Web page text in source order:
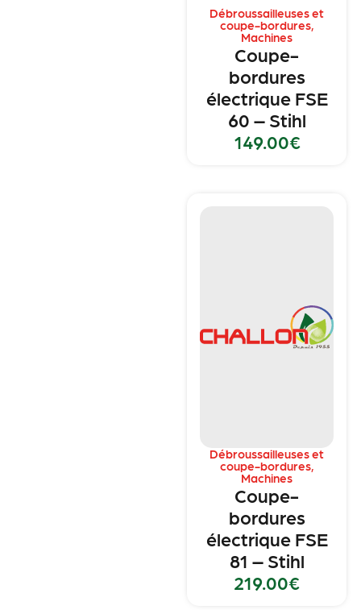
Débroussailleuses et
coupe-bordures,
Machines
Coupe-
bordures
électrique FSE
60 – Stihl
149.00€
Débroussailleuses et
coupe-bordures,
Machines
Coupe-
bordures
électrique FSE
81 – Stihl
219.00€